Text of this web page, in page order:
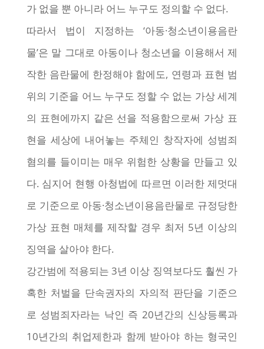
가 없을 뿐 아니라 어느 누구도 정의할 수 없다.
따라서 법이 지정하는 ‘아동·청소년이용음란
물’은 말 그대로 아동이나 청소년을 이용해서 제
작한 음란물에 한정해야 함에도, 연령과 표현 범
위의 기준을 어느 누구도 정할 수 없는 가상 세계
의 표현에까지 같은 선을 적용함으로써 가상 표
현을 세상에 내어놓는 주체인 창작자에 성범죄
혐의를 들이미는 매우 위험한 상황을 만들고 있
다. 심지어 현행 아청법에 따르면 이러한 제멋대
로 기준으로 아동·청소년이용음란물로 규정당한
가상 표현 매체를 제작할 경우 최저 5년 이상의
징역을 살아야 한다.
강간범에 적용되는 3년 이상 징역보다도 훨씬 가
혹한 처벌을 단속권자의 자의적 판단을 기준으
로 성범죄자라는 낙인 즉 20년간의 신상등록과
10년간의 취업제한과 함께 받아야 하는 형국인